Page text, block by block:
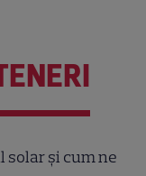
solar și cum ne